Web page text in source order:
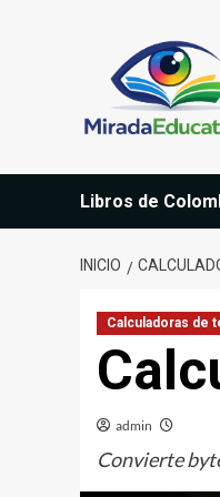
Libros de
INICIO
Calculadoras de
admin
Convierte